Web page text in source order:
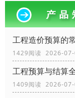
工程造价预算的
1429阅读 2026-
工程预算与结算
1409阅读 2026-